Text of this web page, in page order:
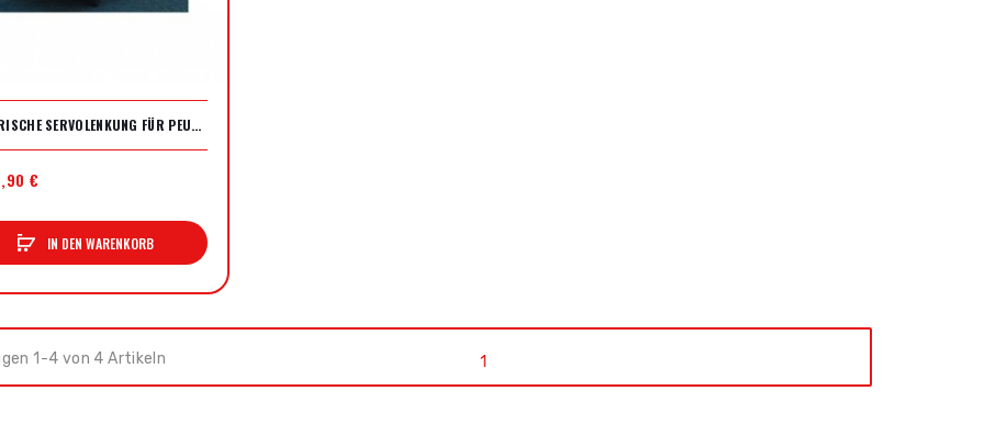
ELEKTRISCHE SERVOLENKUNG FÜR PEUGEOT J9
€
IN DEN WARENKORB
1-4 von 4 Artikeln 1